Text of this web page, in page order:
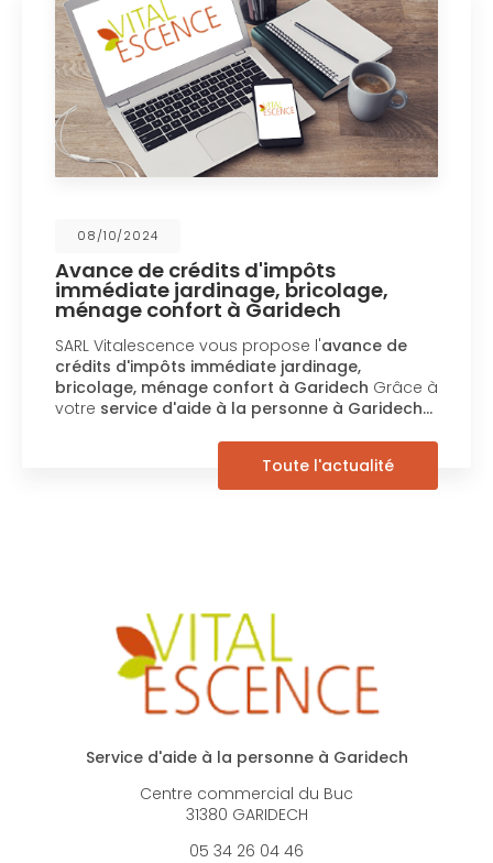
08/10/2024
Avance de crédits d'impôts
immédiate jardinage, bricolage,
ménage confort à Garidech
SARL Vitalescence vous propose l'avance de
crédits d'impôts immédiate jardinage,
bricolage, ménage confort à GaridechGrâce à
votre service d'aide à la personne à Garidech…
Toute l'actualité
Service d'aide à la personne à Garidech
Centre commercial du Buc
31380 GARIDECH
05 34 26 04 46